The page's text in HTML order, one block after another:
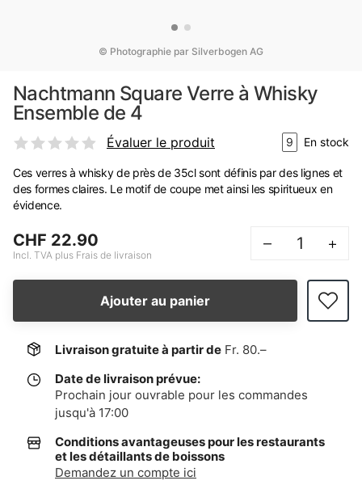
© Photographie par Silverbogen AG
Nachtmann Square Verre à Whisky
Ensemble de 4
Évaluer le produit 9 En stock
Ces verres à whisky de près de 35cl sont définis par des lignes et
des formes claires. Le motif de coupe met ainsi les spiritueux en
évidence.
CHF 22.90
Incl. TVA plus Frais de livraison
– +
Ajouter au panier
Livraison gratuite à partir de Fr. 80.–
Date de livraison prévue:
Prochain jour ouvrable pour les commandes
jusqu'à 17:00
Conditions avantageuses pour les restaurants
et les détaillants de boissons
Demandez un compte ici